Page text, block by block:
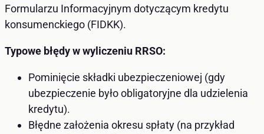
Formularzu Informacyjnym dotyczącym kredytu
konsumenckiego (FIDKK).
Typowe błędy w wyliczeniu RRSO:
Pominięcie składki ubezpieczeniowej (gdy
ubezpieczenie było obligatoryjne dla udzielenia
kredytu).
Błędne założenia okresu spłaty (na przykład